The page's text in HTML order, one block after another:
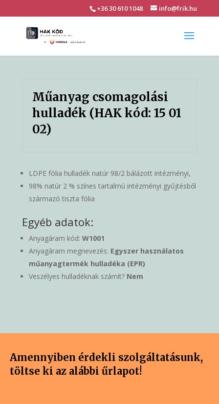
+36 30 610 1048 info@frik.hu
Műanyag csomagolási
hulladék (HAK kód: 15 01
02)
LDPE fólia hulladék natúr 98/2 bálázott intézményi,
98% natúr 2 % színes tartalmú intézményi gyűjtésből
származó tiszta fólia
Egyéb adatok:
Anyagáram kód: W1001
Anyagáram megnevezés: Egyszer használatos
műanyagtermék hulladéka (EPR)
Veszélyes hulladéknak számít? Nem
Amennyiben érdekli szolgáltatásunk,
töltse ki az alábbi űrlapot!